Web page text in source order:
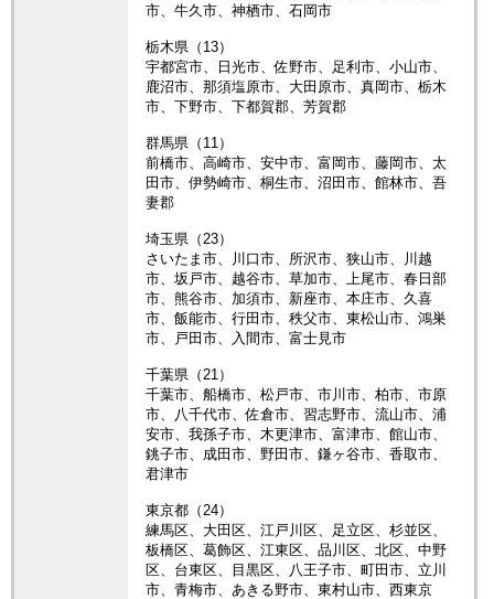
市、牛久市、神栖市、石岡市
栃木県（13）
宇都宮市、日光市、佐野市、足利市、小山市、
鹿沼市、那須塩原市、大田原市、真岡市、栃木
市、下野市、下都賀郡、芳賀郡
群馬県（11）
前橋市、高崎市、安中市、富岡市、藤岡市、太
田市、伊勢崎市、桐生市、沼田市、館林市、吾
妻郡
埼玉県（23）
さいたま市、川口市、所沢市、狭山市、川越
市、坂戸市、越谷市、草加市、上尾市、春日部
市、熊谷市、加須市、新座市、本庄市、久喜
市、飯能市、行田市、秩父市、東松山市、鴻巣
市、戸田市、入間市、富士見市
千葉県（21）
千葉市、船橋市、松戸市、市川市、柏市、市原
市、八千代市、佐倉市、習志野市、流山市、浦
安市、我孫子市、木更津市、富津市、館山市、
銚子市、成田市、野田市、鎌ヶ谷市、香取市、
君津市
東京都（24）
練馬区、大田区、江戸川区、足立区、杉並区、
板橋区、葛飾区、江東区、品川区、北区、中野
区、台東区、目黒区、八王子市、町田市、立川
市、青梅市、あきる野市、東村山市、西東京